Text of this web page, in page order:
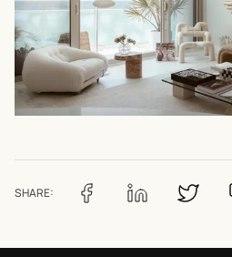
SHARE: